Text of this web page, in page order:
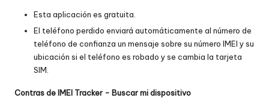
Esta aplicación es gratuita.
El teléfono perdido enviará automáticamente al número de
teléfono de confianza un mensaje sobre su número IMEI y su
ubicación si el teléfono es robado y se cambia la tarjeta
SIM.
Contras de IMEI Tracker - Buscar mi dispositivo